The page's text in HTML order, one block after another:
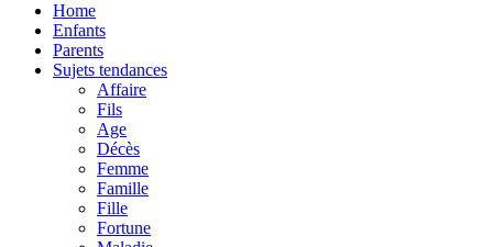
Home
Enfants
Parents
Sujets tendances
Affaire
Fils
Age
Décès
Femme
Famille
Fille
Fortune